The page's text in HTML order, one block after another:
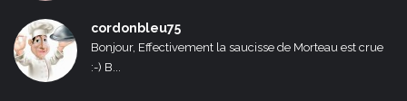
cordonbleu75
Bonjour, Effectivement la saucisse de Morteau est crue
:-) B...